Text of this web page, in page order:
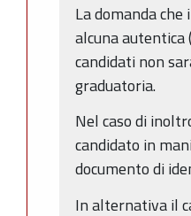
La domanda
alcuna
candidati non
graduatoria.
Nel caso di
candidato in
documento di
In alternativa il